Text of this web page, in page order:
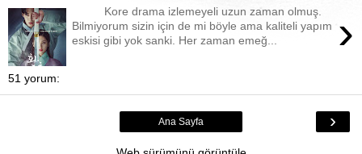
›
Kore drama izlemeyeli uzun zaman olmuş.
Bilmiyorum sizin için de mi böyle ama kaliteli yapım
eskisi gibi yok sanki. Her zaman emeğ...
51 yorum:
›
Ana Sayfa